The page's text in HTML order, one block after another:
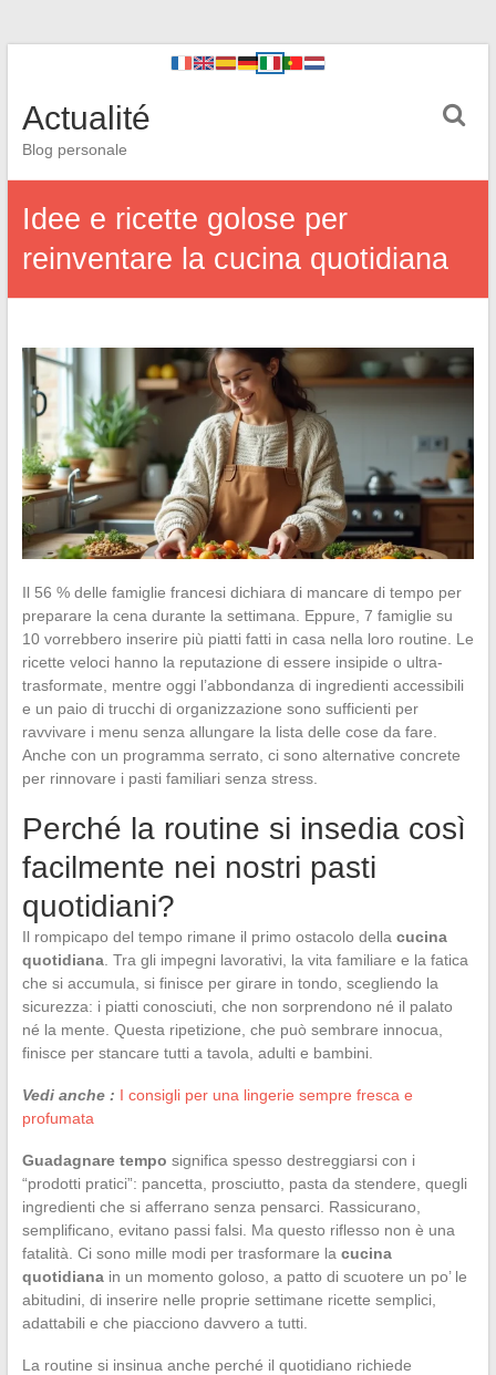
Actualité
Blog personale
Idee e ricette golose per
reinventare la cucina quotidiana
Il 56 % delle famiglie francesi dichiara di mancare di tempo per
preparare la cena durante la settimana. Eppure, 7 famiglie su
10 vorrebbero inserire più piatti fatti in casa nella loro routine. Le
ricette veloci hanno la reputazione di essere insipide o ultra-
trasformate, mentre oggi l’abbondanza di ingredienti accessibili
e un paio di trucchi di organizzazione sono sufficienti per
ravvivare i menu senza allungare la lista delle cose da fare.
Anche con un programma serrato, ci sono alternative concrete
per rinnovare i pasti familiari senza stress.
Perché la routine si insedia così
facilmente nei nostri pasti
quotidiani?
Il rompicapo del tempo rimane il primo ostacolo della cucina
quotidiana. Tra gli impegni lavorativi, la vita familiare e la fatica
che si accumula, si finisce per girare in tondo, scegliendo la
sicurezza: i piatti conosciuti, che non sorprendono né il palato
né la mente. Questa ripetizione, che può sembrare innocua,
finisce per stancare tutti a tavola, adulti e bambini.
Vedi anche : I consigli per una lingerie sempre fresca e
profumata
Guadagnare tempo significa spesso destreggiarsi con i
“prodotti pratici”: pancetta, prosciutto, pasta da stendere, quegli
ingredienti che si afferrano senza pensarci. Rassicurano,
semplificano, evitano passi falsi. Ma questo riflesso non è una
fatalità. Ci sono mille modi per trasformare la cucina
quotidianain un momento goloso, a patto di scuotere un po’ le
abitudini, di inserire nelle proprie settimane ricette semplici,
adattabili e che piacciono davvero a tutti.
La routine si insinua anche perché il quotidiano richiede